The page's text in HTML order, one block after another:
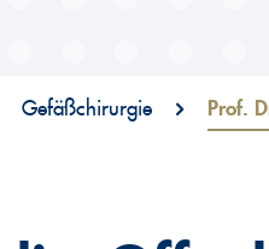
Gefäßchirurgie Prof.